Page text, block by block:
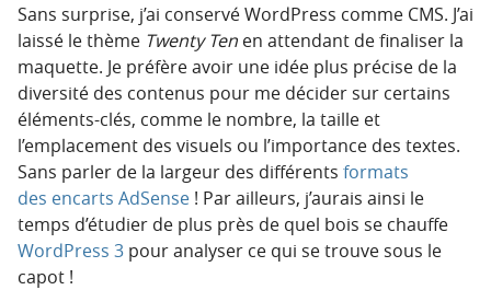
Sans surprise, j’ai conservé WordPress comme CMS. J’ai
laissé le thème Twenty Ten en attendant de finaliser la
maquette. Je préfère avoir une idée plus précise de la
diversité des contenus pour me décider sur certains
éléments-clés, comme le nombre, la taille et
l’emplacement des visuels ou l’importance des textes.
Sans parler de la largeur des différents formats
des encarts AdSense ! Par ailleurs, j’aurais ainsi le
temps d’étudier de plus près de quel bois se chauffe
WordPress 3 pour analyser ce qui se trouve sous le
capot !